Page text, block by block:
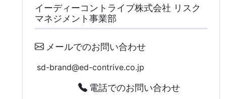
イーディーコントライブ株式会社 リスク
マネジメント事業部
メールでのお問い合わせ
sd-brand ed-contrive.co.jp
電話でのお問い合わせ